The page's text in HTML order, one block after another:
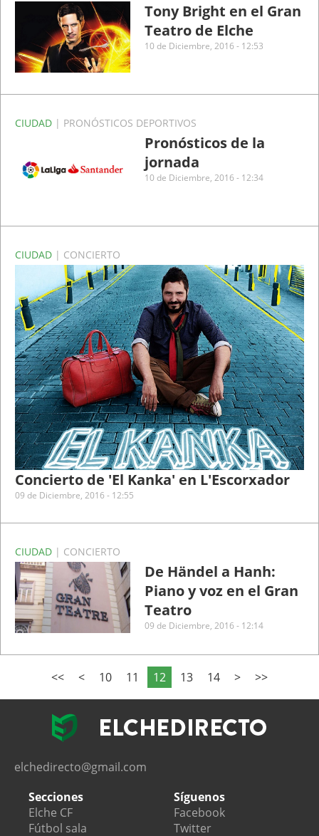
Tony Bright en el Gran
Teatro de Elche
10 de Diciembre, 2016 - 12:53
CIUDAD | PRONÓSTICOS DEPORTIVOS
Pronósticos de la
jornada
10 de Diciembre, 2016 - 12:34
CIUDAD | CONCIERTO
Concierto de 'El Kanka' en L'Escorxador
09 de Diciembre, 2016 - 12:55
CIUDAD | CONCIERTO
De Händel a Hanh:
Piano y voz en el Gran
Teatro
09 de Diciembre, 2016 - 12:14
<< < 10 11 12 13 14 > >>
elchedirecto@gmail.com
Secciones
Elche CF
Fútbol sala
Síguenos
Facebook
Twitter